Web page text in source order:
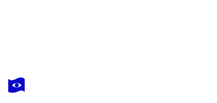
EMILIE PANNIER
Et Dieu créa la femme